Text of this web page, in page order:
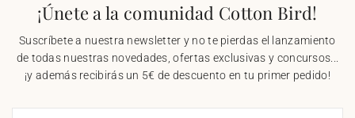
¡Únete a la comunidad Cotton Bird!
Suscríbete a nuestra newsletter y no te pierdas el lanzamiento
de todas nuestras novedades, ofertas exclusivas y concursos...
¡y además recibirás un 5€ de descuento en tu primer pedido!